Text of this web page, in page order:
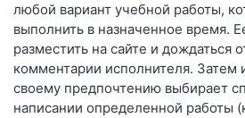
любой вариант учебной работы,
выполнить в назначенное время.
разместить на сайте и дождаться
комментарии исполнителя. Затем
своему предпочтению выбирает
написании определенной работы